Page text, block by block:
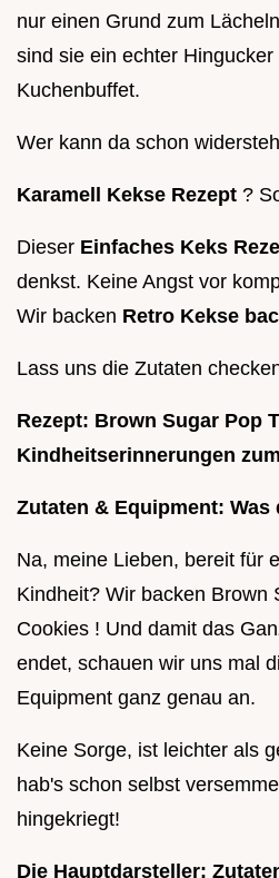
nur einen Grund zum
sind sie ein echter Hingucker
Kuchenbuffet.
Wer kann da schon
Karamell Kekse Rezept ?
Dieser Einfaches Keks
denkst. Keine Angst vor
Wir backen Retro Kekse
Lass uns die Zutaten
Rezept: Brown Sugar Pop
Kindheitserinnerungen
Zutaten & Equipment:
Na, meine Lieben, bereit für
Kindheit? Wir backen Brown
Cookies ! Und damit das
endet, schauen wir uns mal
Equipment ganz genau an.
Keine Sorge, ist leichter als
hab's schon selbst
hingekriegt!
Die Hauptdarsteller: